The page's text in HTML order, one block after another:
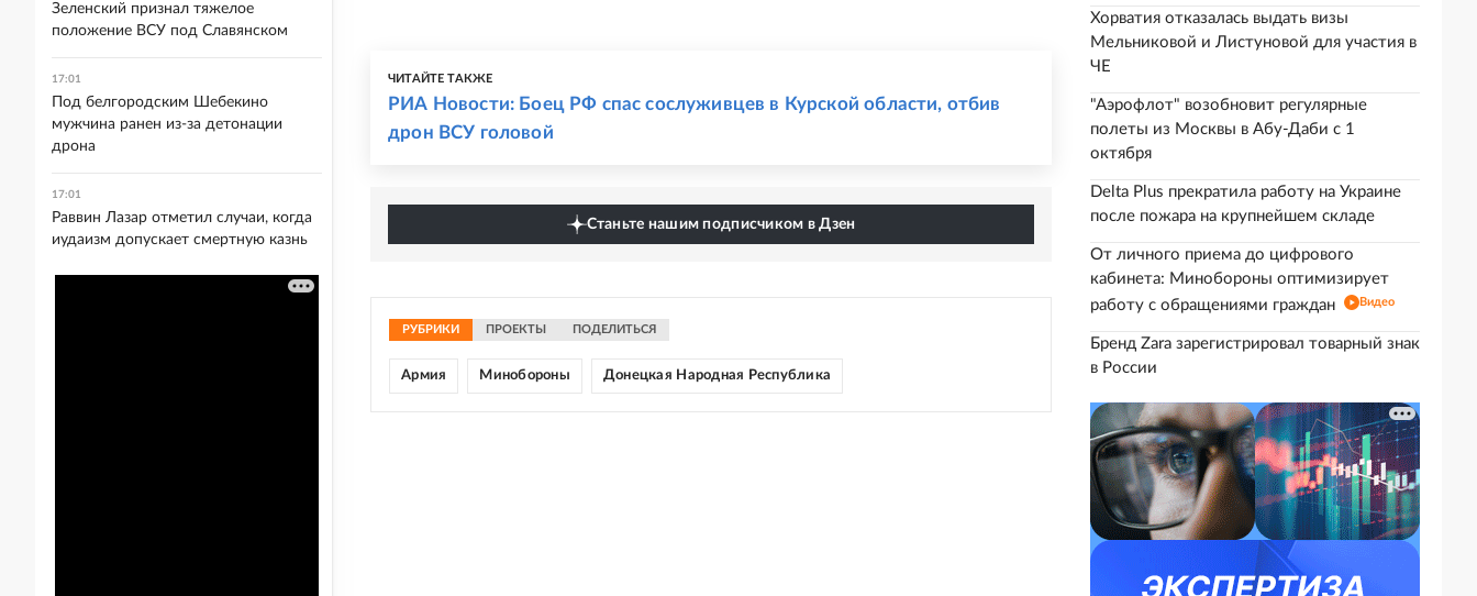
ЧИТАЙТЕ ТАКЖЕ
РИА Новости: Боец РФ спас сослуживцев в Курской области, отбив
дрон ВСУ головой
Станьте нашим подписчиком в Дзен
РУБРИКИ ПРОЕКТЫ ПОДЕЛИТЬСЯ
Армия Минобороны Донецкая Народная Республика
Хорватия отказалась выдать визы
Мельниковой и Листуновой для участия в
ЧЕ
"Аэрофлот" возобновит регулярные
полеты из Москвы в Абу-Даби с 1
октября
Delta Plus прекратила работу на Украине
после пожара на крупнейшем складе
От личного приема до цифрового
кабинета: Минобороны оптимизирует
работу с обращениями граждан
Видео
Бренд Zara зарегистрировал товарный знак
в России
Зеленский признал тяжелое
положение ВСУ под Славянском
17:01
Под белгородским Шебекино
мужчина ранен из-за детонации
дрона
17:01
Раввин Лазар отметил случаи, когда
иудаизм допускает смертную казнь